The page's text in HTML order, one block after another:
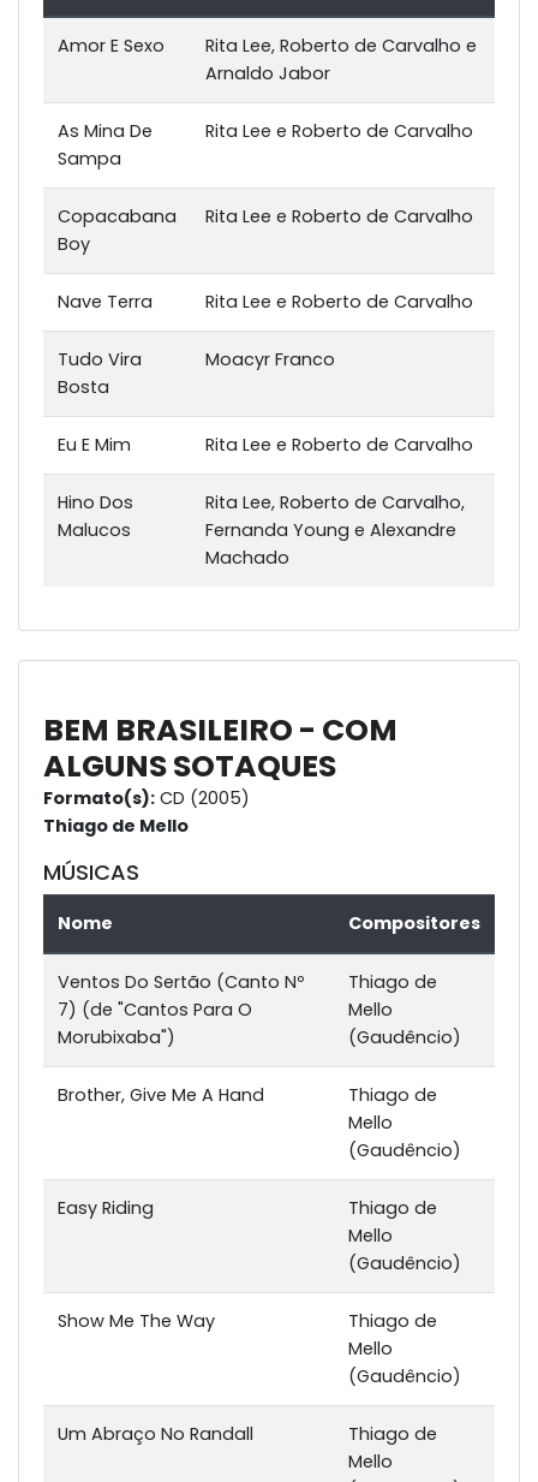
Amor E Sexo
Rita Lee, Roberto de Carvalho e
Arnaldo Jabor
As Mina De
Sampa
Rita Lee e Roberto de Carvalho
Copacabana
Boy
Rita Lee e Roberto de Carvalho
Nave Terra Rita Lee e Roberto de Carvalho
Tudo Vira
Bosta
Moacyr Franco
Eu E Mim Rita Lee e Roberto de Carvalho
Hino Dos
Malucos
Rita Lee, Roberto de Carvalho,
Fernanda Young e Alexandre
Machado
BEM BRASILEIRO - COM
ALGUNS SOTAQUES
Formato(s): CD (2005)
Thiago de Mello
MÚSICAS
Nome Compositores
Ventos Do Sertão (Canto Nº
7) (de "Cantos Para O
Morubixaba")
Thiago de
Mello
(Gaudêncio)
Brother, Give Me A Hand
Thiago de
Mello
(Gaudêncio)
Easy Riding
Thiago de
Mello
(Gaudêncio)
Show Me The Way
Thiago de
Mello
(Gaudêncio)
Um Abraço No Randall
Thiago de
Mello